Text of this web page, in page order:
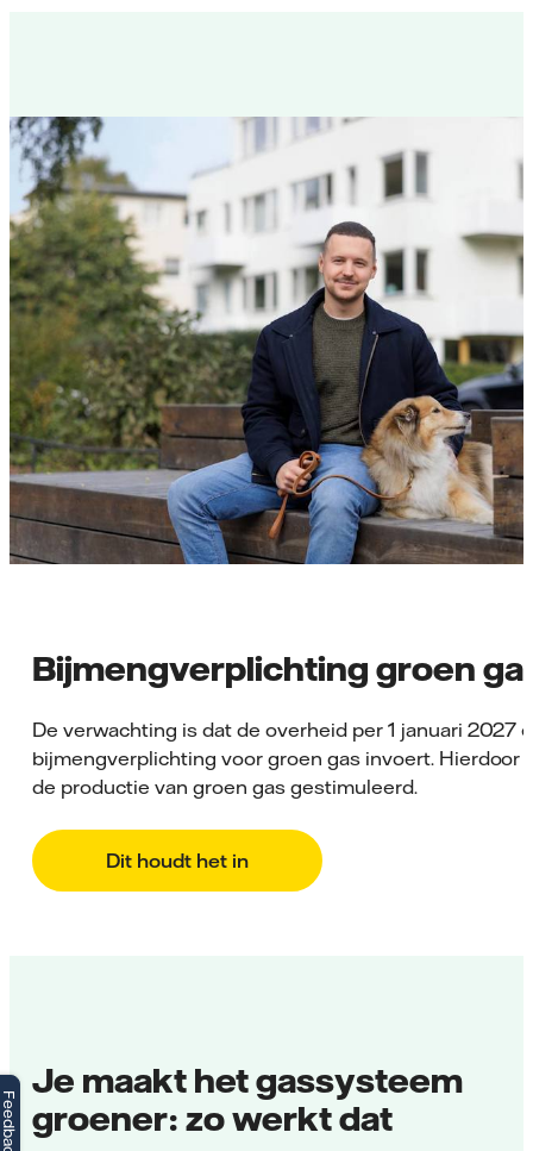
Bijmengverplichting groen
De verwachting is dat de overheid per 1 januari 2027
bijmengverplichting voor groen gas invoert. Hierdoor
de productie van groen gas gestimuleerd.
Dit houdt het in
Je maakt het gassysteem
groener: zo werkt dat
Feedback